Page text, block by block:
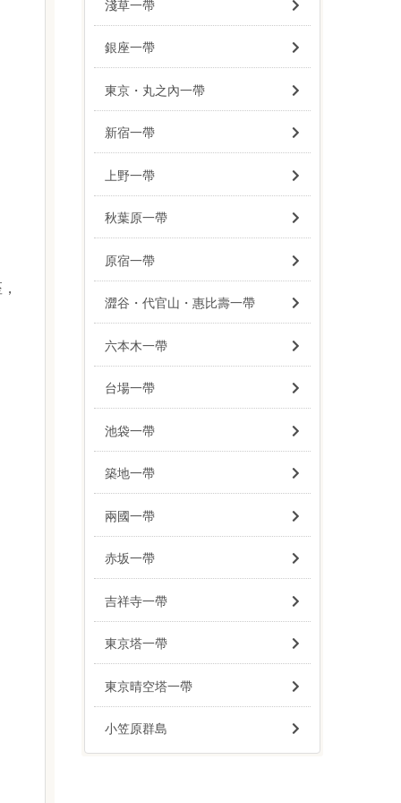
淺草一帶
銀座一帶
東京・丸之內一帶
新宿一帶
上野一帶
秋葉原一帶
原宿一帶
澀谷・代官山・惠比壽一帶
六本木一帶
台場一帶
池袋一帶
築地一帶
兩國一帶
赤坂一帶
吉祥寺一帶
東京塔一帶
東京晴空塔一帶
小笠原群島